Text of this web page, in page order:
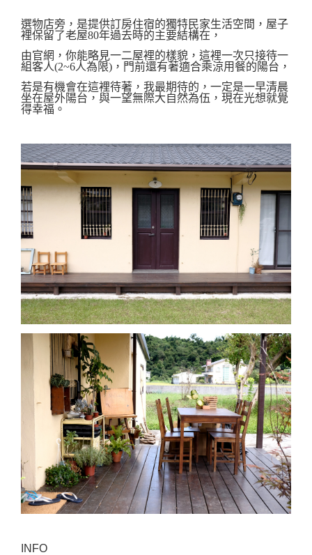
選物店旁，是提供訂房住宿的獨特民家生活空間，屋子
裡保留了老屋80年過去時的主要結構在，
由官網，你能略見一二屋裡的樣貌，這裡一次只接待一
組客人(2~6人為限)， 門前還有著適合乘涼用餐的陽台，
若是有機會在這裡待著，我最期待的，一定是一早清晨
坐在屋外陽台，與一望無際大自然為伍 ，現在光想就覺
得幸福。
INFO